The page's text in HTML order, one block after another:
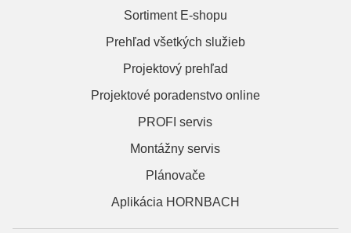
Sortiment E-shopu
Prehľad všetkých služieb
Projektový prehľad
Projektové poradenstvo online
PROFI servis
Montážny servis
Plánovače
Aplikácia HORNBACH